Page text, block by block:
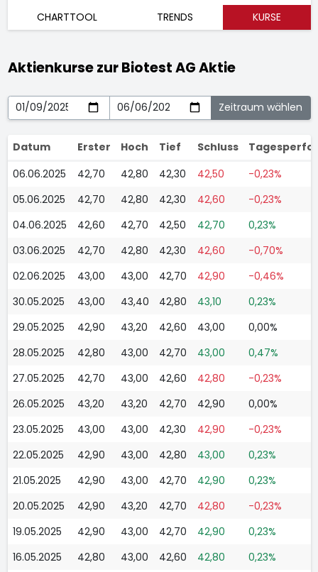
CHARTTOOL
TRENDS KURSE
Aktienkurse zur Biotest AG Aktie
Datum Erster Hoch Tief Schluss
06.06.2025
42,70 42,80 42,30 42,50
-0,23%
05.06.2025
42,70 42,80 42,30 42,60
-0,23%
04.06.2025
42,60 42,70 42,50 42,70
0,23%
03.06.2025
42,70 42,80 42,30 42,60
-0,70%
02.06.2025
43,00 43,00 42,70 42,90
-0,46%
30.05.2025
43,00 43,40 42,80 43,10
0,23%
29.05.2025
42,90 43,20 42,60 43,00
0,00%
28.05.2025
42,80 43,00 42,70 43,00
0,47%
27.05.2025
42,70 43,00 42,60 42,80
-0,23%
26.05.2025
43,20 43,20 42,70 42,90
0,00%
23.05.2025
43,00 43,00 42,30 42,90
-0,23%
22.05.2025
42,90 43,00 42,80 43,00
0,23%
21.05.2025
42,90 43,00 42,70 42,90
0,23%
20.05.2025
42,90 43,20 42,70 42,80
-0,23%
19.05.2025
42,90 43,00 42,70 42,90
0,23%
16.05.2025
42,80 43,00 42,60 42,80
0,23%